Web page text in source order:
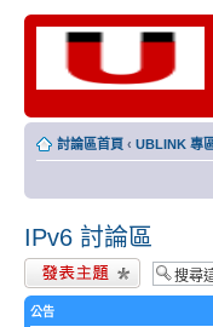
討論區首頁 ‹ UBLINK 專
IPv6 討論區
發表新主題
公告